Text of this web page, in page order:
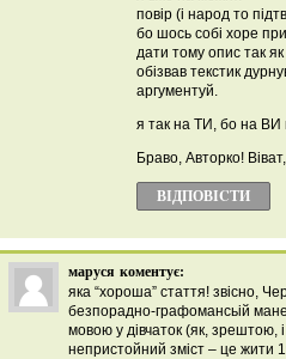
повір (і народ то
бо шось собі хоре
дати тому опис так
обізвав текстик
аргументуй.
я так на ТИ, бо на
Браво, Авторко!
ВІДПОВІCТИ
маруся коментує:
яка “хороша” стаття! звісно,
безпорадно-графомансьій
мовою у дівчаток (як, зрештою,
непристойний зміст – це жити